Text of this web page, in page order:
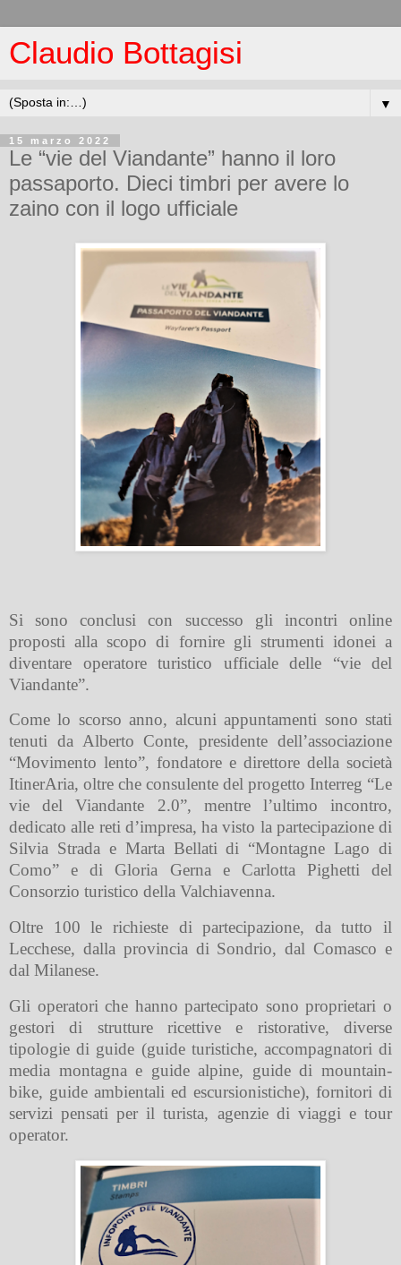
Claudio Bottagisi
▼
15 marzo 2022
Le “vie del Viandante” hanno il loro
passaporto. Dieci timbri per avere lo
zaino con il logo ufficiale
Si sono conclusi con successo gli incontri online
proposti alla scopo di fornire gli strumenti idonei a
diventare operatore turistico ufficiale delle “vie del
Viandante”.
Come lo scorso anno, alcuni appuntamenti sono stati
tenuti da Alberto Conte, presidente dell’associazione
“Movimento lento”, fondatore e direttore della società
ItinerAria, oltre che consulente del progetto Interreg “Le
vie del Viandante 2.0”, mentre l’ultimo incontro,
dedicato alle reti d’impresa, ha visto la partecipazione di
Silvia Strada e Marta Bellati di “Montagne Lago di
Como” e di Gloria Gerna e Carlotta Pighetti del
Consorzio turistico della Valchiavenna.
Oltre 100 le richieste di partecipazione, da tutto il
Lecchese, dalla provincia di Sondrio, dal Comasco e
dal Milanese.
Gli operatori che hanno partecipato sono proprietari o
gestori di strutture ricettive e ristorative, diverse
tipologie di guide (guide turistiche, accompagnatori di
media montagna e guide alpine, guide di mountain-
bike, guide ambientali ed escursionistiche), fornitori di
servizi pensati per il turista, agenzie di viaggi e tour
operator.